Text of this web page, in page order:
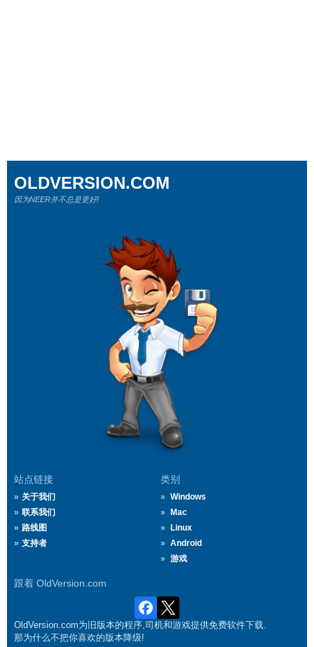
站点链接
关于我们
联系我们
路线图
支持者
类别
Windows
Mac
Linux
Android
游戏
跟着 OldVersion.com
OLDVERSION.COM
因为NEER并不总是更好!
OldVersion.com为旧版本的程序,司机和游戏提供免费软件下载.
那为什么不把你喜欢的版本降级!